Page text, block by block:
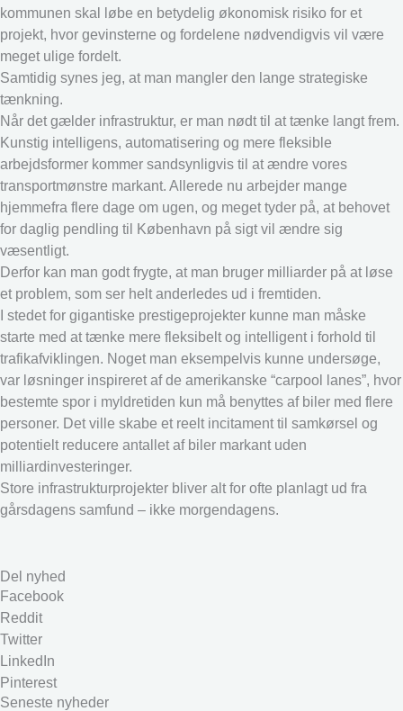
kommunen skal løbe en betydelig økonomisk risiko for et
projekt, hvor gevinsterne og fordelene nødvendigvis vil være
meget ulige fordelt.
Samtidig synes jeg, at man mangler den lange strategiske
tænkning.
Når det gælder infrastruktur, er man nødt til at tænke langt frem.
Kunstig intelligens, automatisering og mere fleksible
arbejdsformer kommer sandsynligvis til at ændre vores
transportmønstre markant. Allerede nu arbejder mange
hjemmefra flere dage om ugen, og meget tyder på, at behovet
for daglig pendling til København på sigt vil ændre sig
væsentligt.
Derfor kan man godt frygte, at man bruger milliarder på at løse
et problem, som ser helt anderledes ud i fremtiden.
I stedet for gigantiske prestigeprojekter kunne man måske
starte med at tænke mere fleksibelt og intelligent i forhold til
trafikafviklingen. Noget man eksempelvis kunne undersøge,
var løsninger inspireret af de amerikanske “carpool lanes”, hvor
bestemte spor i myldretiden kun må benyttes af biler med flere
personer. Det ville skabe et reelt incitament til samkørsel og
potentielt reducere antallet af biler markant uden
milliardinvesteringer.
Store infrastrukturprojekter bliver alt for ofte planlagt ud fra
gårsdagens samfund – ikke morgendagens.
Del nyhed
Facebook
Reddit
Twitter
LinkedIn
Pinterest
Seneste nyheder